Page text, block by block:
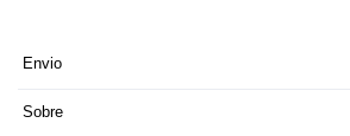
Envio
Sobre